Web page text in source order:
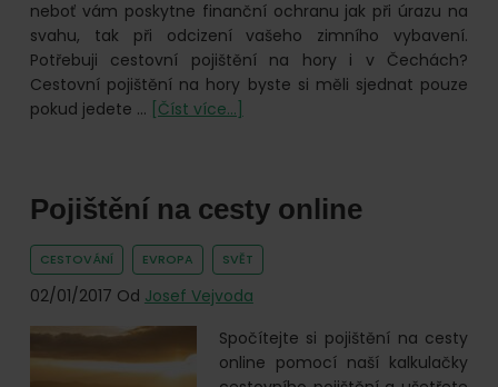
neboť vám poskytne finanční ochranu jak při úrazu na
svahu, tak při odcizení vašeho zimního vybavení.
Potřebuji cestovní pojištění na hory i v Čechách?
Cestovní pojištění na hory byste si měli sjednat pouze
pokud jedete … [Číst více...]
hory
Pojištění na cesty online
CESTOVÁNÍ EVROPA SVĚT
02/01/2017 Od Josef Vejvoda
Spočítejte si pojištění na cesty
online pomocí naší kalkulačky